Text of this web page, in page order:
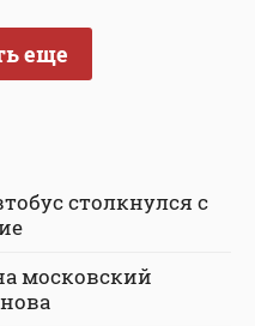
еще
столкнулся с
московский